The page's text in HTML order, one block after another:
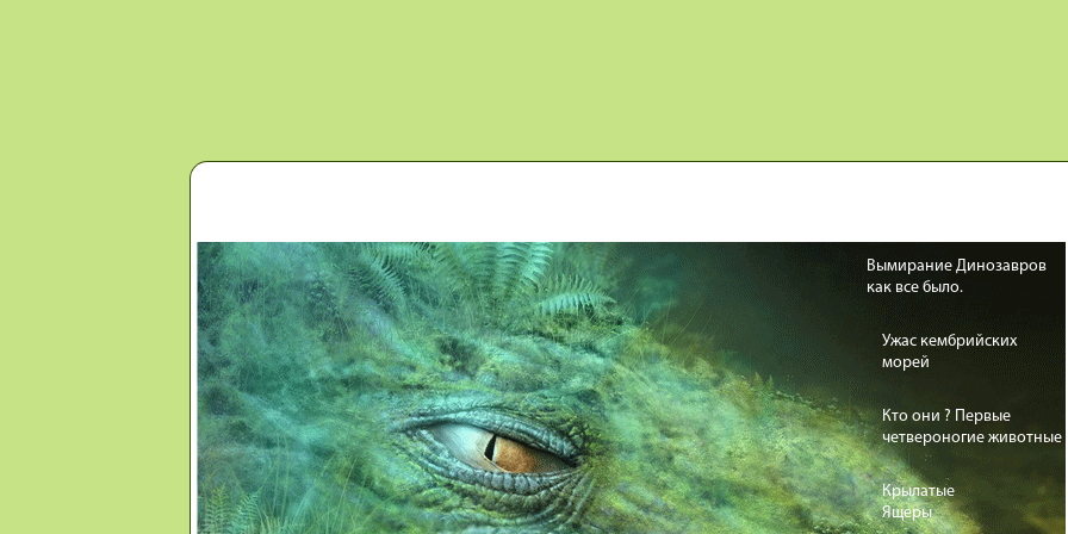
Вымирание Динозавров
как все было.
Ужас кембрийских
морей
Кто они ? Первые
четвероногие животные
Крылатые
Ящеры